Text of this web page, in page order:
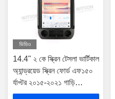
ভিডিও
14.4" ২ কে স্ক্রিন টেসলা ভার্টিকাল
অ্যান্ড্রয়েড স্ক্রিন ফোর্ড এফ১৫০
র্যাপ্টর ২০১৫-২০২১ গাড়ি
মাল্টিমিডিয়া স্টেরিও জিপিএস